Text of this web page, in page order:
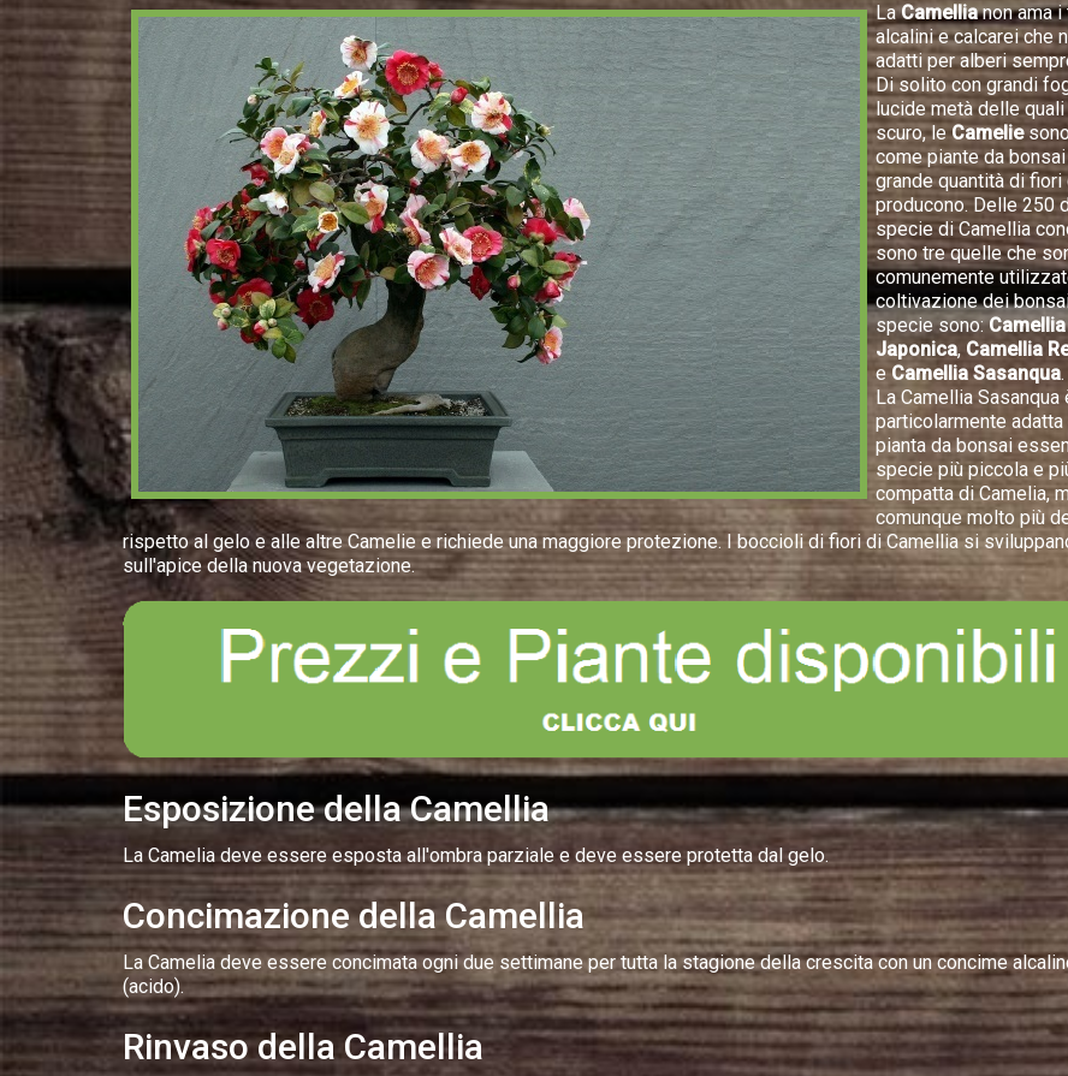
LaCamellianon ama i
alcalini e calcarei che
adatti per alberi
Di solito con grandi
lucide metà delle
scuro, leCamelie
come piante da
grande quantità di fiori
producono. Delle 250
specie di Camellia
sono tre quelle che
comunemente
coltivazione dei
specie sono:Camellia
Japonica, Camellia
eCamellia Sasanqua.
La Camellia Sasanqua
particolarmente
pianta da bonsai
specie più piccola e
compatta di Camelia,
comunque molto più
rispetto al gelo e alle altre Camelie e richiede una maggiore protezione. I boccioli di fiori di Camellia si
sull'apice della nuova vegetazione.
Esposizione della Camellia
La Camelia deve essere esposta all'ombra parziale e deve essere protetta dal gelo.
Concimazione della Camellia
La Camelia deve essere concimata ogni due settimane per tutta la stagione della crescita con un concime
(acido).
Rinvaso della Camellia